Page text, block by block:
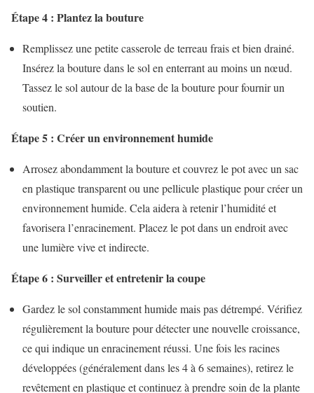
Étape 4 : Plantez la bouture
Remplissez une petite casserole de terreau frais et bien drainé.
Insérez la bouture dans le sol en enterrant au moins un nœud.
Tassez le sol autour de la base de la bouture pour fournir un
soutien.
Étape 5 : Créer un environnement humide
Arrosez abondamment la bouture et couvrez le pot avec un sac
en plastique transparent ou une pellicule plastique pour créer un
environnement humide. Cela aidera à retenir l’humidité et
favorisera l’enracinement. Placez le pot dans un endroit avec
une lumière vive et indirecte.
Étape 6 : Surveiller et entretenir la coupe
Gardez le sol constamment humide mais pas détrempé. Vérifiez
régulièrement la bouture pour détecter une nouvelle croissance,
ce qui indique un enracinement réussi. Une fois les racines
développées (généralement dans les 4 à 6 semaines), retirez le
revêtement en plastique et continuez à prendre soin de la plante